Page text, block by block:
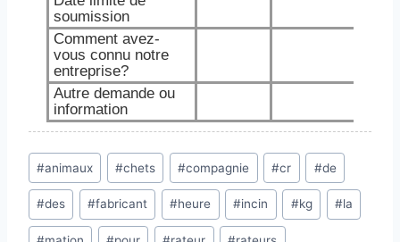
soumission
Comment avez-
vous connu notre
entreprise?
Autre demande ou
information
Post
Tags:
#animaux #chets #compagnie #cr #de
#des #fabricant #heure #incin #kg #la